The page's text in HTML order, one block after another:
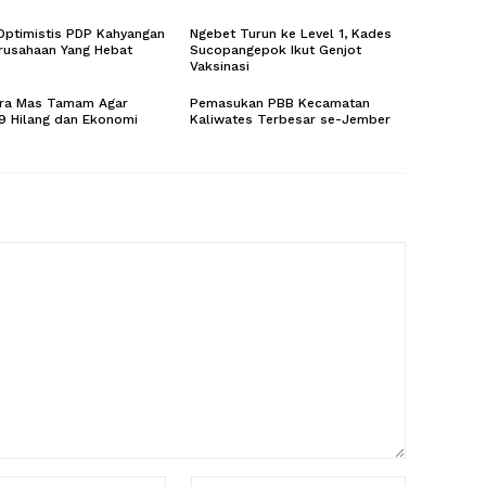
PDP Kahyangan
Yang Hebat
Ngebet Turun ke Level 1, Kades
Sucopangepok Ikut Genjot
Vaksinasi
Mas Tamam Agar
Hilang dan Ekonomi
Pemasukan PBB Kecamatan
Kaliwates Terbesar se-Jember